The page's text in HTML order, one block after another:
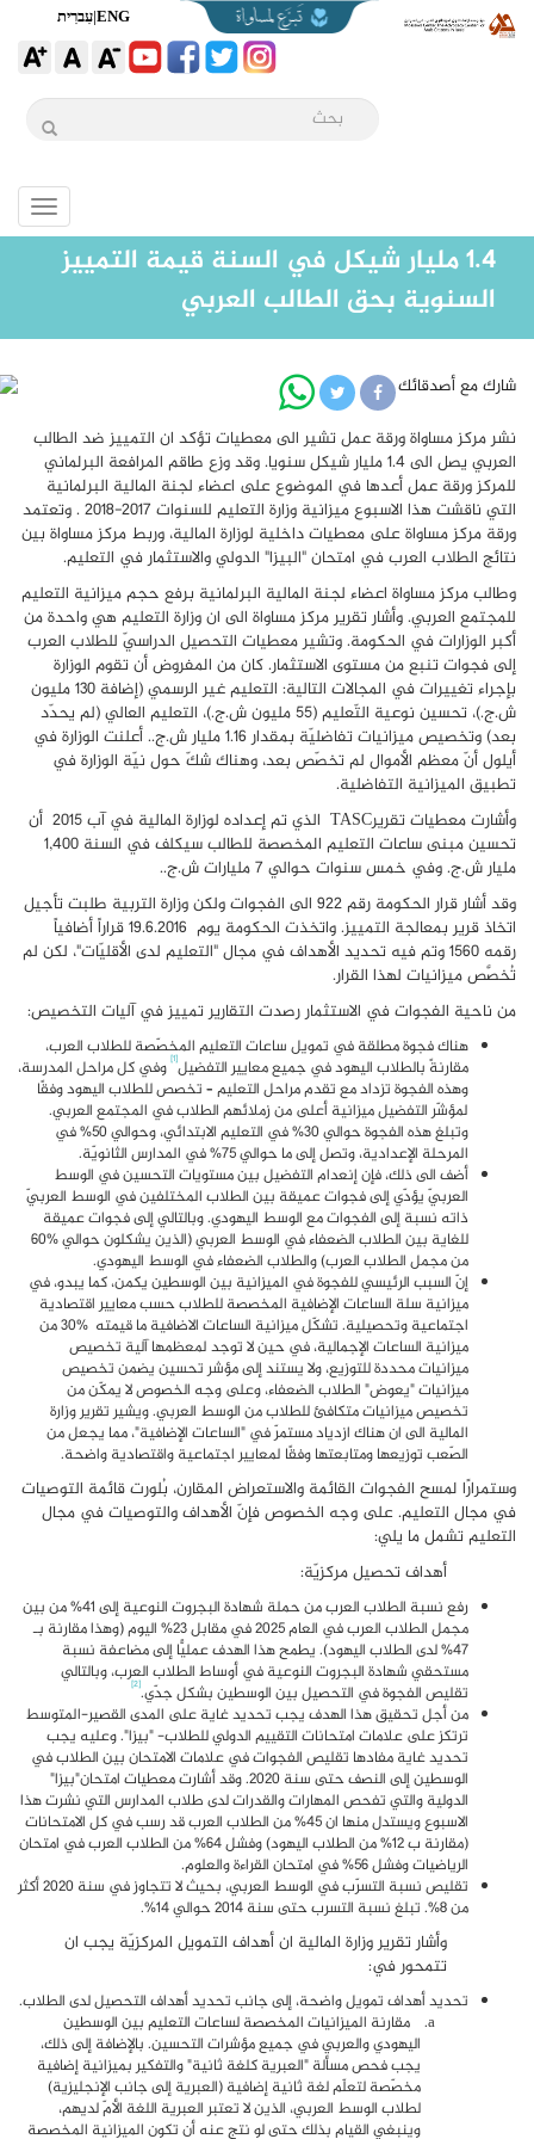
ENG
|עִברִית
Toggle
1.4 مليار شيكل في السنة قيمة التمييز
السنوية بحق الطالب العربي
شارك مع أصدقائك
نشر مركز مساواة ورقة عمل تشير الى معطيات تؤكد ان التمييز ضد الطالب
العربي يصل الى 1.4 مليار شيكل سنويا. وقد وزع طاقم المرافعة البرلماني
للمركز ورقة عمل أعدها في الموضوع على اعضاء لجنة المالية البرلمانية
التي ناقشت هذا الاسبوع ميزانية وزارة التعليم للسنوات 2017-2018 . وتعتمد
ورقة مركز مساواة على معطيات داخلية لوزارة المالية، وربط مركز مساواة بين
نتائج الطلاب العرب في امتحان "البيزا" الدولي والاستثمار في التعليم.
وطالب مركز مساواة اعضاء لجنة المالية البرلمانية برفع حجم ميزانية التعليم
للمجتمع العربي. وأشار تقرير مركز مساواة الى ان وزارة التعليم هي واحدة من
أكبر الوزارات في الحكومة. وتشير معطيات التحصيل الدراسيّ للطلاب العرب
إلى فجوات تنبع من مستوى الاستثمار. كان من المفروض أن تقوم الوزارة
بإجراء تغييرات في المجالات التالية: التعليم غير الرسمي (إضافة 130 مليون
ش.ج.)، تحسين نوعية التّعليم (55 مليون ش.ج.)، التعليم العالي (لم يحدّد
بعد) وتخصيص ميزانيات تفاضليّة بمقدار 1.16 مليار ش.ج.. أعلنت الوزارة في
أيلول أنّ معظم الأموال لم تخصّص بعد، وهناك شكّ حول نيّة الوزارة في
تطبيق الميزانية التفاضلية.
وأشارت معطيات تقريرTASC
الذي تم إعداده لوزارة المالية في آب 2015 أن
تحسين مبنى ساعات التعليم المخصصة للطالب سيكلف في السنة 1,400
مليار ش.ج. وفي خمس سنوات حوالي 7 مليارات ش.ج..
وقد أشار قرار الحكومة رقم 922 الى الفجوات ولكن وزارة التربية طلبت تأجيل
اتخاذ قرير بمعالجة التمييز. واتخذت الحكومة يوم 19.6.2016 قراراً أضافياً
رقمه 1560 وتم فيه تحديد الأهداف في مجال "التعليم لدى الأقليّات"، لكن لم
تُخصَّص ميزانيات لهذا القرار.
من ناحية الفجوات في الاستثمار رصدت التقارير تمييز في آليات التخصيص:
هناك فجوة مطلقة في تمويل ساعات التعليم المخصّصة للطلاب العرب،
مقارنةً بالطلاب اليهود في جميع معايير التفضيل[1]وفي كل مراحل المدرسة،
وهذه الفجوة تزداد مع تقدم مراحل التعليم – تخصص للطلاب اليهود وفقًا
لمؤشّر التفضيل ميزانية أعلى من زملائهم الطلاب في المجتمع العربي.
وتبلغ هذه الفجوة حوالي 30% في التعليم الابتدائي، وحوالي 50% في
المرحلة الإعدادية، وتصل إلى ما حوالي 75% في المدارس الثانويّة.
أضف الى ذلك، فإن إنعدام التفضيل بين مستويات التحسين في الوسط
العربيّ يؤدّي إلى فجوات عميقة بين الطلاب المختلفين في الوسط العربيّ
ذاته نسبة إلى الفجوات مع الوسط اليهودي. وبالتالي إلى فجوات عميقة
للغاية بين الطلاب الضعفاء في الوسط العربي (الذين يشكلون حوالي %60
من مجمل الطلاب العرب) والطلاب الضعفاء في الوسط اليهودي.
إنّ السبب الرئيسي للفجوة في الميزانية بين الوسطين يكمن، كما يبدو، في
ميزانية سلة الساعات الإضافية المخصصة للطلاب حسب معايير اقتصادية
اجتماعية وتحصيلية. تشكّل ميزانية الساعات الاضافية ما قيمته %30 من
ميزانية الساعات الإجمالية، في حين لا توجد لمعظمها آلية تخصيص
ميزانيات محددة للتوزيع، ولا يستند إلى مؤشر تحسين يضمن تخصيص
ميزانيات "يعوض" الطلاب الضعفاء، وعلى وجه الخصوص لا يمكّن من
تخصيص ميزانيات متكافئ للطلاب من الوسط العربي. ويشير تقرير وزارة
المالية الى ان هناك ازدياد مستمرّ في "الساعات الإضافية"، مما يجعل من
الصّعب توزيعها ومتابعتها وفقًا لمعايير اجتماعية واقتصادية واضحة.
وستمرارًا لمسح الفجوات القائمة والاستعراض المقارن، بُلورت قائمة التوصيات
في مجال التعليم. على وجه الخصوص فإنّ الأهداف والتوصيات في مجال
التعليم تشمل ما يلي:
أهداف تحصيل مركزيّة:
رفع نسبة الطلاب العرب من حملة شهادة البجروت النوعية إلى 41% من بين
مجمل الطلاب العرب في العام 2025 في مقابل 23% اليوم (وهذا مقارنة بـ
47% لدى الطلاب اليهود). يطمح هذا الهدف عمليًّا إلى مضاعفة نسبة
مستحقي شهادة البجروت النوعية في أوساط الطلاب العرب، وبالتالي
تقليص الفجوة في التحصيل بين الوسطين بشكل جدّي.[2]
من أجل تحقيق هذا الهدف يجب تحديد غاية على المدى القصير-المتوسط
ترتكز على علامات امتحانات التقييم الدولي للطلاب- "بيزا". وعليه يجب
تحديد غاية مفادها تقليص الفجوات في علامات الامتحان بين الطلاب في
الوسطين إلى النصف حتى سنة 2020. وقد أشارت معطيات امتحان"بيزا"
الدولية والتي تفحص المهارات والقدرات لدى طلاب المدارس التي نشرت هذا
الاسبوع ويستدل منها ان 45% من الطلاب العرب قد رسب في كل الامتحانات
(مقارنة ب 12% من الطلاب اليهود) وفشل 64% من الطلاب العرب في امتحان
الرياضيات وفشل 56% في امتحان القراءة والعلوم.
تقليص نسبة التسرّب في الوسط العربي، بحيث لا تتجاوز في سنة 2020 أكثر
من 8%. تبلغ نسبة التسرب حتى سنة 2014 حوالي 14%.
وأشار تقرير وزارة المالية ان أهداف التمويل المركزيّة يجب ان
تتمحور في:
تحديد أهداف تمويل واضحة، إلى جانب تحديد أهداف التحصيل لدى الطلاب.
مقارنة الميزانيات المخصصة لساعات التعليم بين الوسطين
اليهودي والعربي في جميع مؤشرات التحسين. بالإضافة إلى ذلك،
يجب فحص مسألة "العبرية كلغة ثانية" والتفكير بميزانية إضافية
مخصّصة لتعلّم لغة ثانية إضافية (العبرية إلى جانب الإنجليزية)
لطلاب الوسط العربي، الذين لا تعتبر العبرية اللغة الأمّ لديهم،
وينبغي القيام بذلك حتى لو نتج عنه أن تكون الميزانية المخصصة